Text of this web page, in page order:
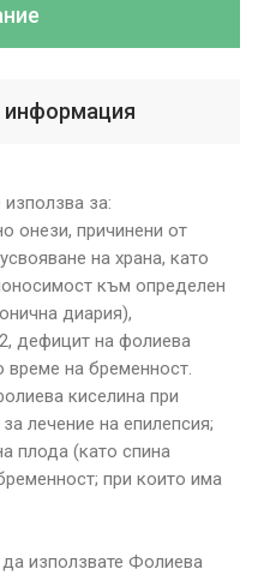
за:
онези, причинени от
на храна, като
към определен
диария),
дефицит на фолиева
време на бременност.
киселина при
лечение на епилепсия;
плода (като спина
при които има
използвате Фолиева